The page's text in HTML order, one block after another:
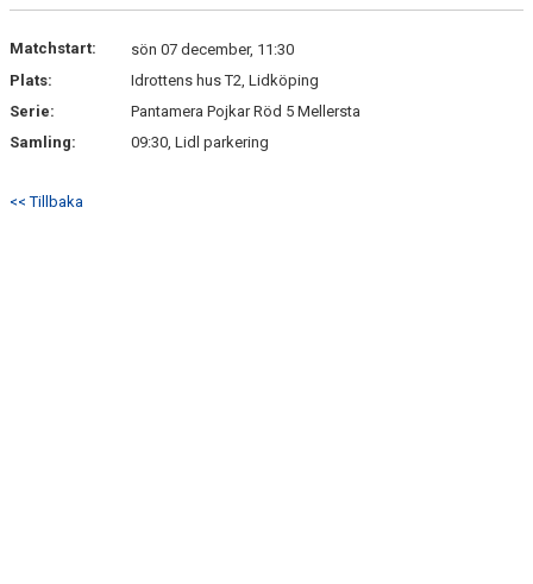
KONTAKT
Matchstart:
sön 07 december, 11:30
Plats:
Idrottens hus T2, Lidköping
Serie:
Pantamera Pojkar Röd 5 Mellersta
Samling:
09:30, Lidl parkering
<< Tillbaka